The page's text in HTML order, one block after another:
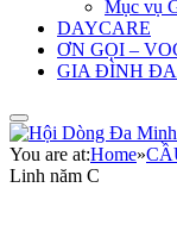
Mục vụ
DAYCARE
ƠN GỌI –
GIA ĐÌNH
You are at:Home»
Linh năm C